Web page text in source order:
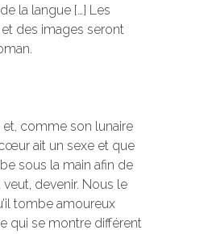
la langue […] Les
des images seront
et, comme son lunaire
ait un sexe et que
sous la main afin de
devenir. Nous le
tombe amoureux
qui se montre différent